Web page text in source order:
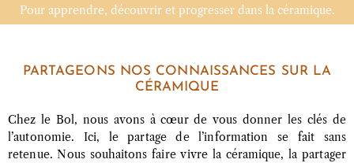
Pour apprendre, découvrir et progresser dans la céramique.
PARTAGEONS NOS CONNAISSANCES SUR LA
CÉRAMIQUE
Chez le Bol, nous avons à cœur de vous donner les clés de
l’autonomie. Ici, le partage de l’information se fait sans
retenue. Nous souhaitons faire vivre la céramique, la partager